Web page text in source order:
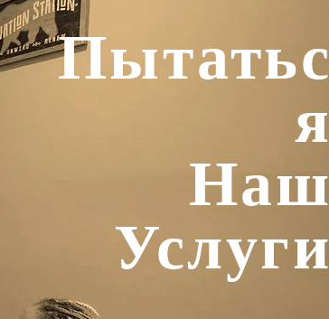
Пытатьс
я
Наш
Услуги